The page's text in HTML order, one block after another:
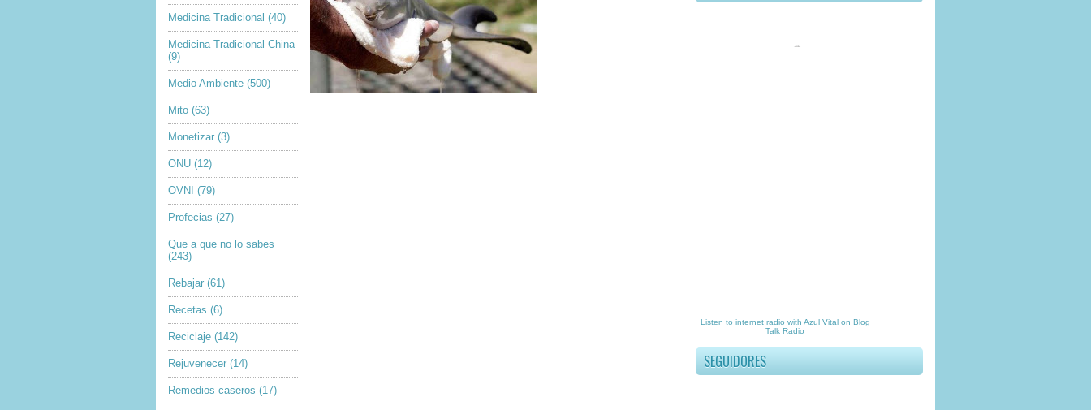
Medicina Tradicional (40)
Medicina Tradicional China
(9)
Medio Ambiente (500)
Mito (63)
Monetizar (3)
ONU (12)
OVNI (79)
Profecias (27)
Que a que no lo sabes
(243)
Rebajar (61)
Recetas (6)
Reciclaje (142)
Rejuvenecer (14)
Remedios caseros (17)
Listen to internet radio with Azul Vitalon Blog
Talk Radio
SEGUIDORES